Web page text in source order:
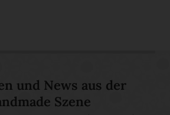
und News aus der
Szene